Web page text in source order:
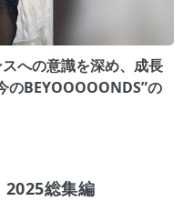
への意識を深め、成長
BEYOOOOONDS”の
総集編